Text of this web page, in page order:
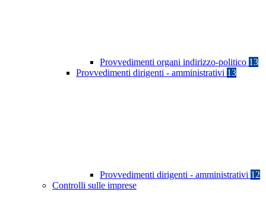
Provvedimenti organi indirizzo-politico 13
Provvedimenti dirigenti - amministrativi 13
Provvedimenti dirigenti - amministrativi 12
Controlli sulle imprese